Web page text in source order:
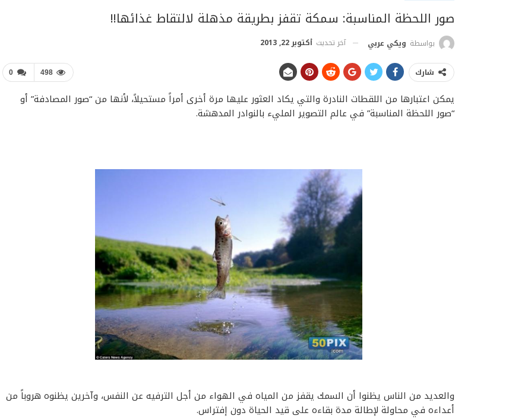
صور اللحظة المناسبة: سمكة تقفز بطريقة مذهلة لالتقاط غذائها!!
بواسطة ويكي عربي آخر تحديث أكتوبر 22, 2013
0 498 شارك
يمكن اعتبارها من اللقطات النادرة والتي يكاد العثور عليها مرة أخرى أمراً مستحيلاً، لأنها من “صور المصادفة” أو
“صور اللحظة المناسبة” في عالم التصوير المليء بالنوادر المدهشة.
والعديد من الناس يظنوا أن السمك يقفز من المياه في الهواء من أجل الترفيه عن النفس، وآخرين يظنوه هروباً من
أعداءه في محاولة لإطالة مدة بقاءه على قيد الحياة دون إفتراس.